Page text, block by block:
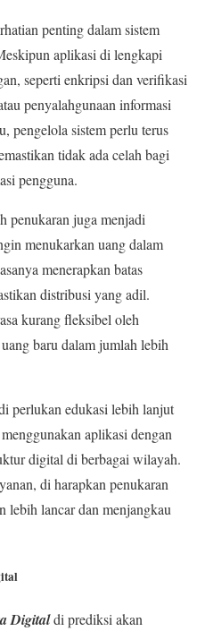
penting dalam sistem
aplikasi di lengkapi
seperti enkripsi dan verifikasi
penyalahgunaan informasi
pengelola sistem perlu terus
tidak ada celah bagi
pengguna.
penukaran juga menjadi
menukarkan uang dalam
menerapkan batas
distribusi yang adil.
kurang fleksibel oleh
baru dalam jumlah lebih
perlukan edukasi lebih lanjut
aplikasi dengan
digital di berbagai wilayah.
di harapkan penukaran
lebih lancar dan menjangkau
Digitaldi prediksi akan